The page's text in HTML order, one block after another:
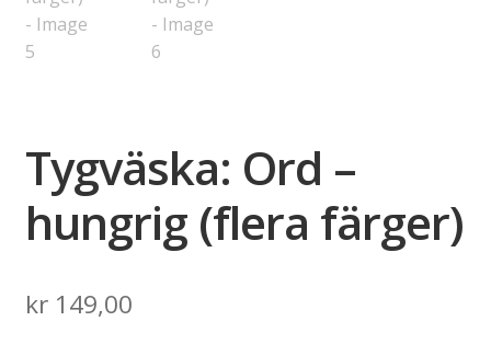
Tygväska: Ord –
hungrig (flera färger)
kr149,00